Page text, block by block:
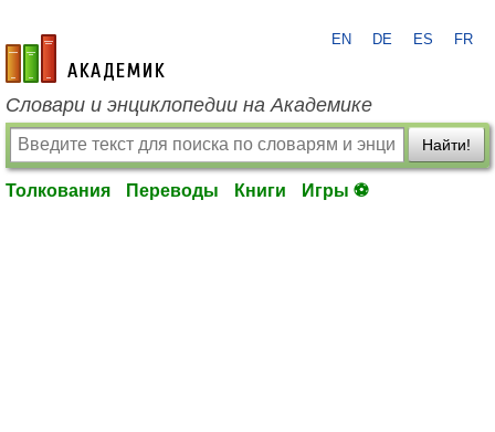
academic.ru
EN DE ES FR
Словари и энциклопедии на Академике
Найти!
Толкования Переводы Книги Игры ⚽